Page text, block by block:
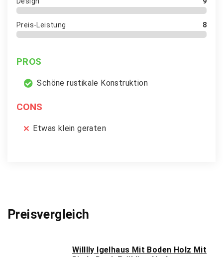
Preis-Leistung 8
PROS
Schöne rustikale Konstruktion
CONS
Etwas klein geraten
Preisvergleich
Willlly Igelhaus Mit Boden Holz Mit